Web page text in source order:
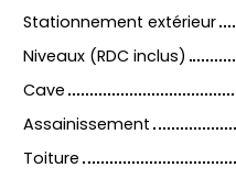
Stationnement extérieur
Niveaux (RDC inclus)
Cave
Assainissement
Toiture